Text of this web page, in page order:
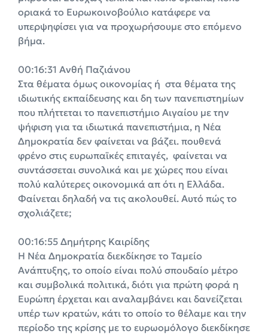
οριακά το Ευρωκοινοβούλιο κατάφερε να
υπερψηφίσει για να προχωρήσουμε στο επόμενο
βήμα.
00:16:31 Ανθή Παζιάνου
Στα θέματα όμως οικονομίας ή στα θέματα της
ιδιωτικής εκπαίδευσης και δη των πανεπιστημίων
που πλήττεται το πανεπιστήμιο Αιγαίου με την
ψήφιση για τα ιδιωτικά πανεπιστήμια, η Νέα
Δημοκρατία δεν φαίνεται να βάζει. πουθενά
φρένο στις ευρωπαϊκές επιταγές, φαίνεται να
συντάσσεται συνολικά και με χώρες που είναι
πολύ καλύτερες οικονομικά απ ότι η Ελλάδα.
Φαίνεται δηλαδή να τις ακολουθεί. Αυτό πώς το
σχολιάζετε;
00:16:55 Δημήτρης Καιρίδης
Η Νέα Δημοκρατία διεκδίκησε το Ταμείο
Ανάπτυξης, το οποίο είναι πολύ σπουδαίο μέτρο
και συμβολικά πολιτικά, διότι για πρώτη φορά η
Ευρώπη έρχεται και αναλαμβάνει και δανείζεται
υπέρ των κρατών, κάτι το οποίο το θέλαμε και την
περίοδο της κρίσης με το ευρωομόλογο διεκδίκησε